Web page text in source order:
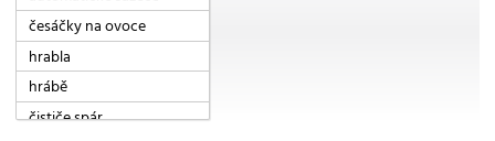
česáčky na ovoce
hrabla
hrábě
čističe spár